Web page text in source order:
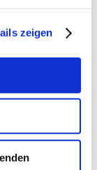
zeigen